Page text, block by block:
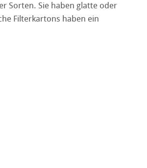
Sorten. Sie haben glatte oder
Filterkartons haben ein